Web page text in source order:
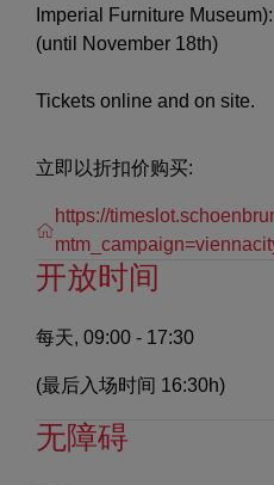
Imperial Furniture
(until November 18th)
Tickets online and on site.
立即以折扣价购买:
https://
开放时间
每天, 09:00 - 17:30
(最后入场时间 16:30h)
无障碍